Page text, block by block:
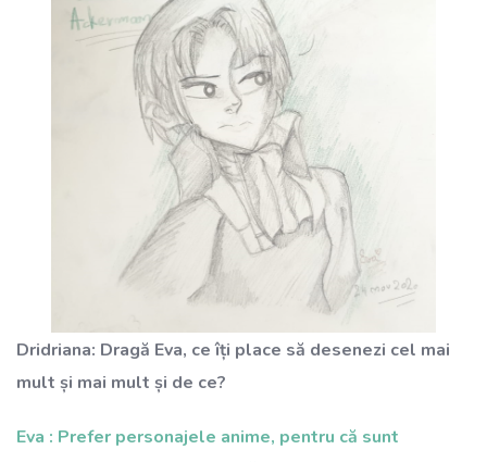
Dridriana: Dragă Eva, ce îți place să desenezi cel mai
mult și mai mult și de ce?
Eva : Prefer personajele anime, pentru că sunt